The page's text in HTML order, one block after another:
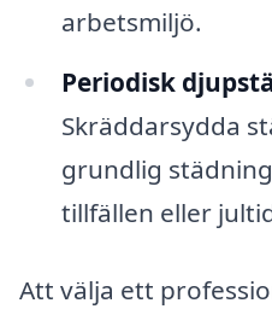
arbetsmiljö.
Periodisk
Skräddarsydda
grundlig
tillfällen eller
Att välja ett